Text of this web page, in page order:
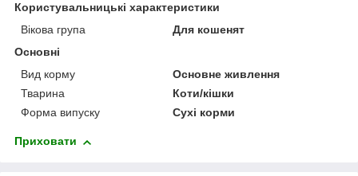
Користувальницькі характеристики
Вікова група
Для кошенят
Основні
Вид корму
Основне живлення
Тварина
Коти/кішки
Форма випуску
Сухі корми
Приховати